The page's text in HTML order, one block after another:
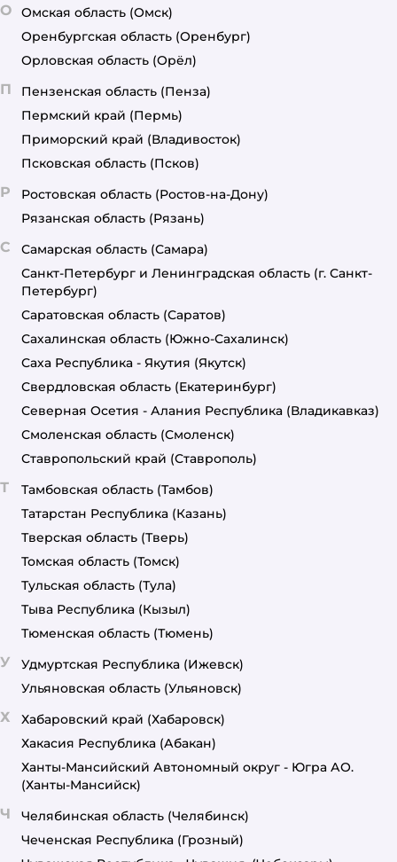
О Омская область (Омск)
Оренбургская область (Оренбург)
Орловская область (Орёл)
П Пензенская область (Пенза)
Пермский край (Пермь)
Приморский край (Владивосток)
Псковская область (Псков)
Р Ростовская область (Ростов-на-Дону)
Рязанская область (Рязань)
С Самарская область (Самара)
Санкт-Петербург и Ленинградская область (г. Санкт-
Петербург)
Саратовская область (Саратов)
Сахалинская область (Южно-Сахалинск)
Саха Республика - Якутия (Якутск)
Свердловская область (Екатеринбург)
Северная Осетия - Алания Республика (Владикавказ)
Смоленская область (Смоленск)
Ставропольский край (Ставрополь)
Т Тамбовская область (Тамбов)
Татарстан Республика (Казань)
Тверская область (Тверь)
Томская область (Томск)
Тульская область (Тула)
Тыва Республика (Кызыл)
Тюменская область (Тюмень)
У Удмуртская Республика (Ижевск)
Ульяновская область (Ульяновск)
Х Хабаровский край (Хабаровск)
Хакасия Республика (Абакан)
Ханты-Мансийский Автономный округ - Югра АО.
(Ханты-Мансийск)
Ч Челябинская область (Челябинск)
Чеченская Республика (Грозный)